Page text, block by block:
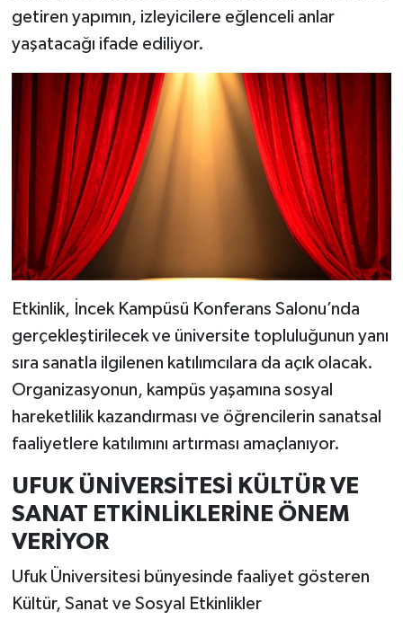
getiren yapımın, izleyicilere eğlenceli anlar
yaşatacağı ifade ediliyor.
Etkinlik, İncek Kampüsü Konferans Salonu’nda
gerçekleştirilecek ve üniversite topluluğunun yanı
sıra sanatla ilgilenen katılımcılara da açık olacak.
Organizasyonun, kampüs yaşamına sosyal
hareketlilik kazandırması ve öğrencilerin sanatsal
faaliyetlere katılımını artırması amaçlanıyor.
UFUK ÜNİVERSİTESİ KÜLTÜR VE
SANAT ETKİNLİKLERİNE ÖNEM
VERİYOR
Ufuk Üniversitesi bünyesinde faaliyet gösteren
Kültür, Sanat ve Sosyal Etkinlikler